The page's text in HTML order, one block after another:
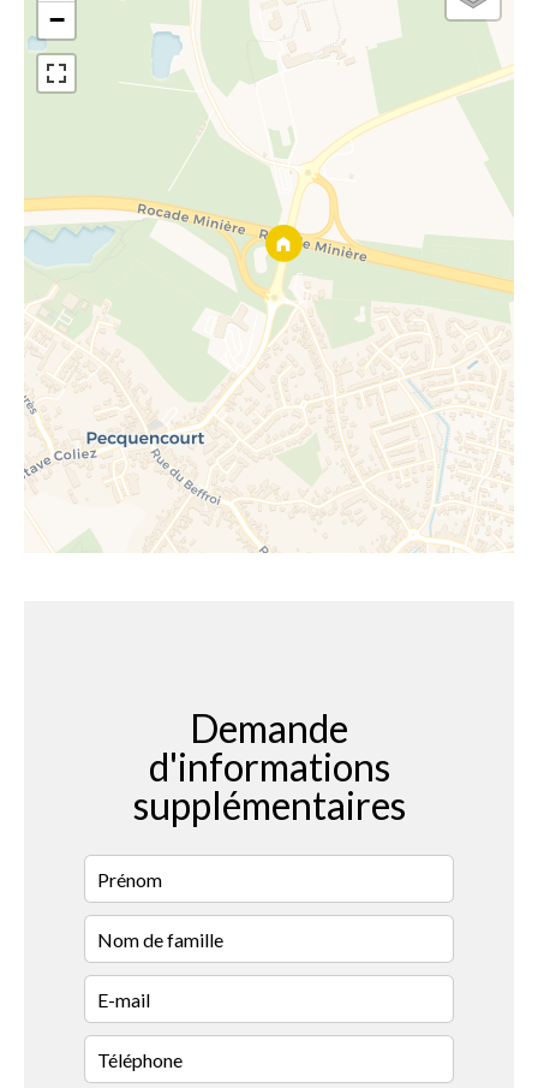
−
Demande
d'informations
supplémentaires